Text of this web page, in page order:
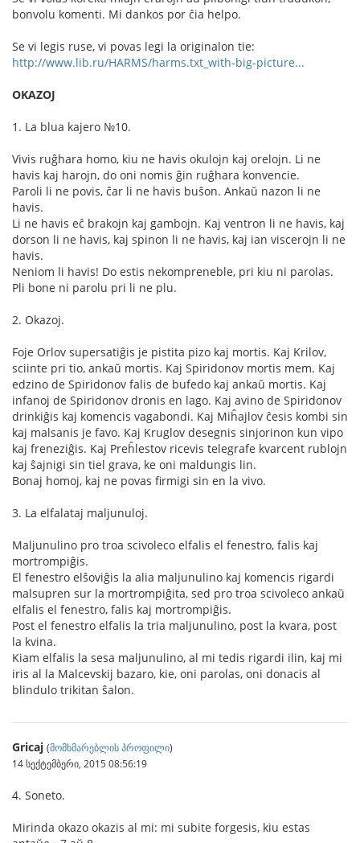
bonvolu komenti. Mi dankos por ĉia helpo.
Se vi legis ruse, vi povas legi la originalon tie:
http://www.lib.ru/HARMS/harms.txt_with-big-picture...
OKAZOJ
1. La blua kajero №10.
Vivis ruĝhara homo, kiu ne havis okulojn kaj orelojn. Li ne
havis kaj harojn, do oni nomis ĝin ruĝhara konvencie.
Paroli li ne povis, ĉar li ne havis buŝon. Ankaŭ nazon li ne
havis.
Li ne havis eĉ brakojn kaj gambojn. Kaj ventron li ne havis, kaj
dorson li ne havis, kaj spinon li ne havis, kaj ian viscerojn li ne
havis.
Neniom li havis! Do estis nekompreneble, pri kiu ni parolas.
Pli bone ni parolu pri li ne plu.
2. Okazoj.
Foje Orlov supersatiĝis je pistita pizo kaj mortis. Kaj Krilov,
sciinte pri tio, ankaŭ mortis. Kaj Spiridonov mortis mem. Kaj
edzino de Spiridonov falis de bufedo kaj ankaŭ mortis. Kaj
infanoj de Spiridonov dronis en lago. Kaj avino de Spiridonov
drinkiĝis kaj komencis vagabondi. Kaj Miĥajlov ĉesis kombi sin
kaj malsanis je favo. Kaj Kruglov desegnis sinjorinon kun vipo
kaj freneziĝis. Kaj Preĥlestov ricevis telegrafe kvarcent rublojn
kaj ŝajnigi sin tiel grava, ke oni maldungis lin.
Bonaj homoj, kaj ne povas firmigi sin en la vivo.
3. La elfalataj maljunuloj.
Maljunulino pro troa scivoleco elfalis el fenestro, falis kaj
mortrompiĝis.
El fenestro elŝoviĝis la alia maljunulino kaj komencis rigardi
malsupren sur la mortrompiĝita, sed pro troa scivoleco ankaŭ
elfalis el fenestro, falis kaj mortrompiĝis.
Post el fenestro elfalis la tria maljunulino, post la kvara, post
la kvina.
Kiam elfalis la sesa maljunulino, al mi tedis rigardi ilin, kaj mi
iris al la Malcevskij bazaro, kie, oni parolas, oni donacis al
blindulo trikitan ŝalon.
Gricaj (მომხმარებლის პროფილი)
14 სექტემბერი, 2015 08:56:19
4. Soneto.
Mirinda okazo okazis al mi: mi subite forgesis, kiu estas